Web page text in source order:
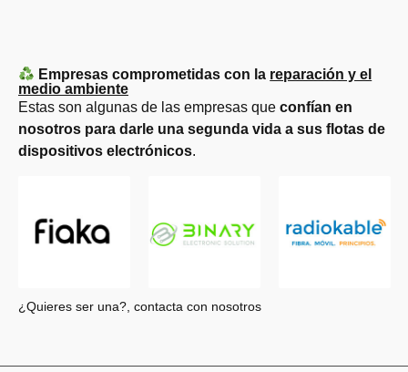
Empresas comprometidas con la reparación y el
medio ambiente
Estas son algunas de las empresas que confían en
nosotros para darle una segunda vida a sus flotas de
dispositivos electrónicos.
¿Quieres ser una?, contacta con nosotros